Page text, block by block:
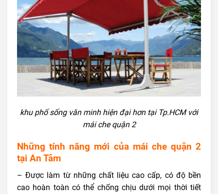
khu phố sống văn minh hiện đại hơn tại Tp.HCM với
mái che quận 2
Những tính năng mới của mái che quận 2
tại An Tâm
– Được làm từ những chất liệu cao cấp, có độ bền
cao hoàn toàn có thể chống chịu dưới mọi thời tiết